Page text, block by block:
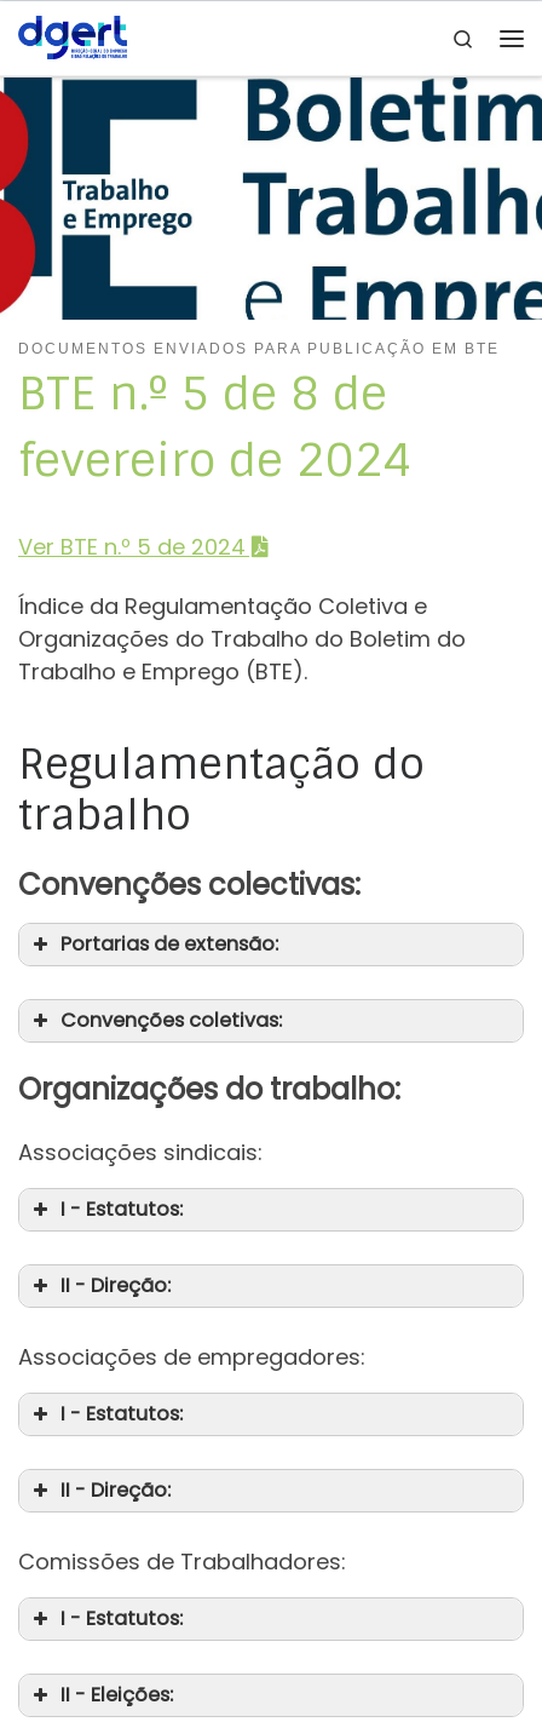
Skip to content
Search
DOCUMENTOS ENVIADOS PARA PUBLICAÇÃO EM BTE
BTE n.º 5 de 8 de
fevereiro de 2024
Ver BTE n.º 5 de 2024
Índice da Regulamentação Coletiva e
Organizações do Trabalho do Boletim do
Trabalho e Emprego (BTE).
Regulamentação do
trabalho
Convenções colectivas:
Portarias de extensão:
Convenções coletivas:
Organizações do trabalho:
Associações sindicais:
I - Estatutos:
II - Direção:
Associações de empregadores:
I - Estatutos:
II - Direção:
Comissões de Trabalhadores:
I - Estatutos:
II - Eleições: